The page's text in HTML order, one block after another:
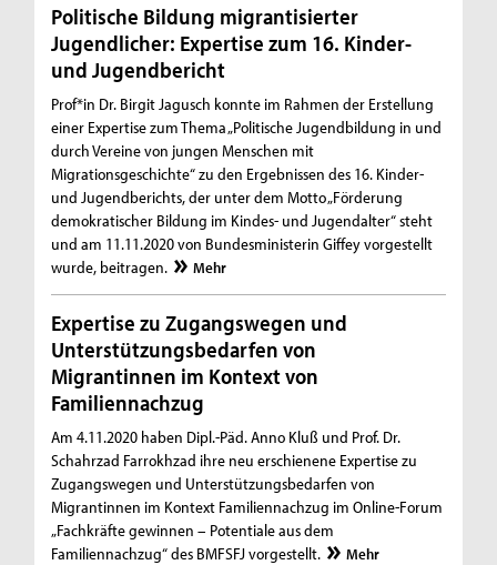
Politische Bildung migrantisierter
Jugendlicher: Expertise zum 16. Kinder-
und Jugendbericht
Prof*in Dr. Birgit Jagusch konnte im Rahmen der Erstellung
einer Expertise zum Thema „Politische Jugendbildung in und
durch Vereine von jungen Menschen mit
Migrationsgeschichte“ zu den Ergebnissen des 16. Kinder-
und Jugendberichts, der unter dem Motto „Förderung
demokratischer Bildung im Kindes- und Jugendalter“ steht
und am 11.11.2020 von Bundesministerin Giffey vorgestellt
wurde, beitragen.
Mehr
Expertise zu Zugangswegen und
Unterstützungsbedarfen von
Migrantinnen im Kontext von
Familiennachzug
Am 4.11.2020 haben Dipl.-Päd. Anno Kluß und Prof. Dr.
Schahrzad Farrokhzad ihre neu erschienene Expertise zu
Zugangswegen und Unterstützungsbedarfen von
Migrantinnen im Kontext Familiennachzug im Online-Forum
„Fachkräfte gewinnen – Potentiale aus dem
Familiennachzug“ des BMFSFJ vorgestellt.
Mehr